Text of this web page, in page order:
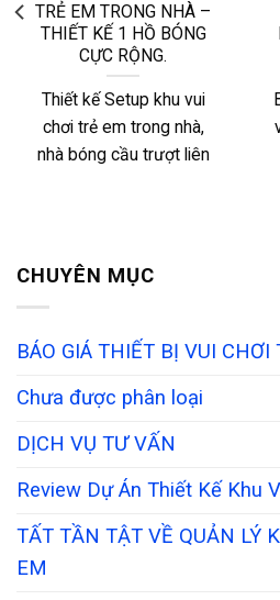
TRẺ EM TRONG NHÀ –
THIẾT KẾ 1 HỒ BÓNG
CỰC RỘNG.
Thiết kế Setup khu vui
chơi trẻ em trong nhà,
nhà bóng cầu trượt liên
CHUYÊN MỤC
BÁO GIÁ THIẾT BỊ VUI CHƠI
Chưa được phân loại
DỊCH VỤ TƯ VẤN
Review Dự Án Thiết Kế Khu
TẤT TẦN TẬT VỀ QUẢN LÝ
EM